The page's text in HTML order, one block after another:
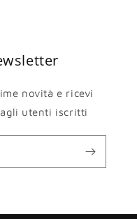
novità e ricevi
utenti iscritti